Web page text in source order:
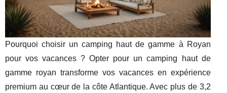
Pourquoi choisir un camping haut de gamme à Royan
pour vos vacances ? Opter pour un camping haut de
gamme royan transforme vos vacances en expérience
premium au cœur de la côte Atlantique. Avec plus de 3,2